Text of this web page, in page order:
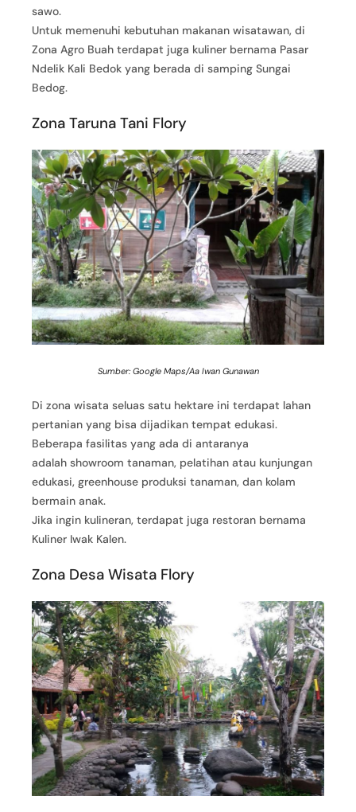
sawo.
Untuk memenuhi kebutuhan makanan wisatawan, di
Zona Agro Buah terdapat juga kuliner bernama Pasar
Ndelik Kali Bedok yang berada di samping Sungai
Bedog.
Zona Taruna Tani Flory
Sumber: Google Maps/Aa Iwan Gunawan
Di zona wisata seluas satu hektare ini terdapat lahan
pertanian yang bisa dijadikan tempat edukasi.
Beberapa fasilitas yang ada di antaranya
adalah showroom tanaman, pelatihan atau kunjungan
edukasi, greenhouse produksi tanaman, dan kolam
bermain anak.
Jika ingin kulineran, terdapat juga restoran bernama
Kuliner Iwak Kalen.
Zona Desa Wisata Flory